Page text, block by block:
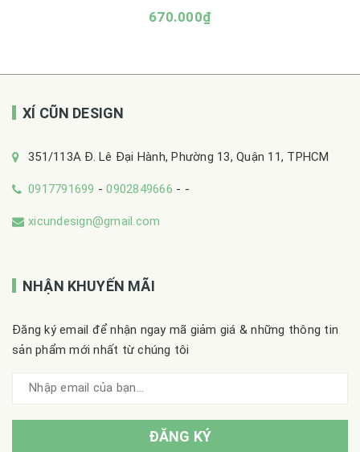
670.000₫
XÍ CŨN DESIGN
351/113A Đ. Lê Đại Hành, Phường 13, Quận 11, TPHCM
0917791699 -0902849666 - -
xicundesign@gmail.com
NHẬN KHUYẾN MÃI
Đăng ký email để nhận ngay mã giảm giá & những thông tin
sản phẩm mới nhất từ chúng tôi
ĐĂNG KÝ